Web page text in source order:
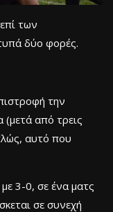
των
δύο φορές.
την
(μετά από τρεις
αυτό που
3-0, σε ένα ματς
σε συνεχή